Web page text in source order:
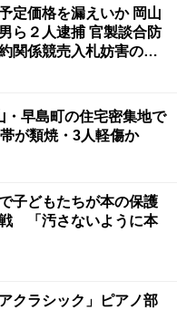
定価格を漏えいか 岡山
ら２人逮捕 官製談合防
関係競売入札妨害の疑
・早島町の住宅密集地で
が類焼・3人軽傷か
子どもたちが本の保護
「汚さないように本
クラシック」ピアノ部